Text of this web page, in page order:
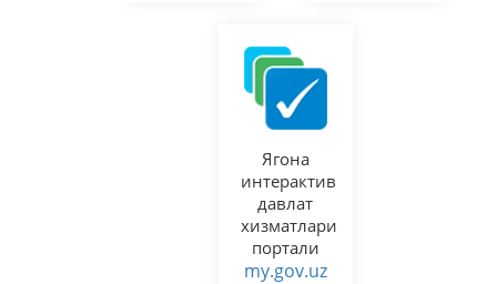
Ягона
интерактив
давлат
хизматлари
портали
my.gov.uz